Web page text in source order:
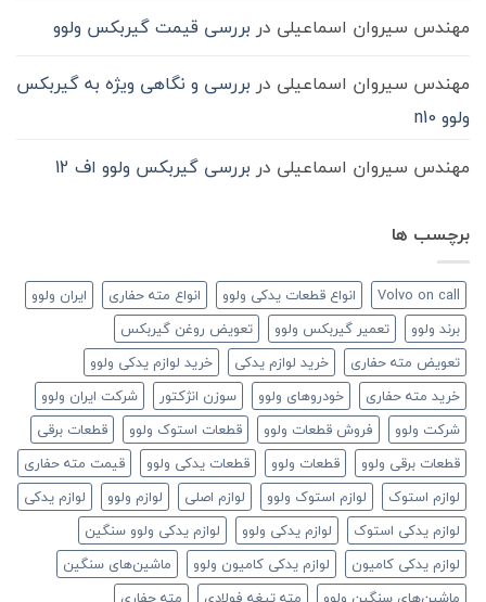
مهندس سیروان اسماعیلی در بررسی قیمت گیربکس ولوو
مهندس سیروان اسماعیلی در بررسی و نگاهی ویژه به گیربکس
ولوو n10
مهندس سیروان اسماعیلی در بررسی گیربکس ولوو اف 12
برچسب ها
Volvo on call انواع قطعات یدکی ولوو انواع مته حفاری
ایران ولوو
برند ولوو
تعمیر گیربکس ولوو
تعویض روغن گیربکس
تعویض مته حفاری
خرید لوازم یدکی
خرید لوازم یدکی ولوو
خرید مته حفاری
خودروهای ولوو سوزن انژکتور
شرکت ایران ولوو
شرکت ولوو
فروش قطعات ولوو قطعات استوک ولوو
قطعات برقی
قطعات برقی ولوو
قطعات ولوو قطعات یدکی ولوو
قیمت مته حفاری
لوازم استوک
لوازم استوک ولوو لوازم اصلی لوازم ولوو
لوازم یدکی
لوازم یدکی استوک
لوازم یدکی ولوو
لوازم یدکی ولوو سنگین
لوازم یدکی کامیون
لوازم یدکی کامیون ولوو
ماشین‌های سنگین